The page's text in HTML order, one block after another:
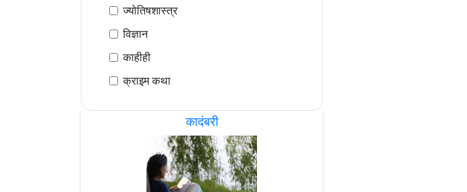
ज्योतिषशास्त्र
विज्ञान
काहीही
क्राइम कथा
कादंबरी